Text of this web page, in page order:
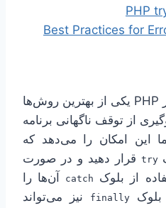
PHP
Best Practices for
در PHP یکی از بهترین روش‌ها
از توقف ناگهانی برنامه
این امکان را می‌دهد که
try قرار دهید و در صورت
از بلوک
catch
آن‌ها را
بلوک
finally
نیز می‌تواند